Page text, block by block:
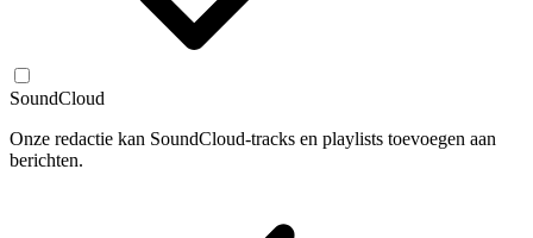
SoundCloud
Onze redactie kan SoundCloud-tracks en playlists toevoegen aan
berichten.